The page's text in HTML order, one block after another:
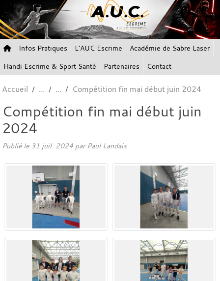
Infos Pratiques L'AUC Escrime
Académie de Sabre Laser
Handi Escrime & Sport Santé
Partenaires Contact
Accueil Compétition fin mai début juin 2024
Compétition fin mai début juin
2024
Publié le 31 juil. 2024 par Paul Landais
Panneau de gestion des cookies